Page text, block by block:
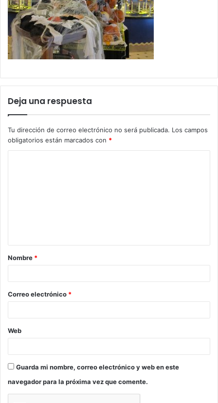
Deja una respuesta
Tu dirección de correo electrónico no será publicada. Los campos
obligatorios están marcados con *
a
r
*
Nombre *
Correo electrónico *
Web
Guarda mi nombre, correo electrónico y web en este
navegador para la próxima vez que comente.